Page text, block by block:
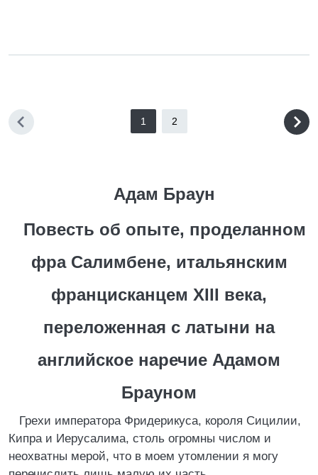
1 2
Адам Браун
Повесть об опыте, проделанном
фра Салимбене, итальянским
францисканцем XIII века,
переложенная с латыни на
английское наречие Адамом
Брауном
Грехи императора Фридерикуса, короля Сицилии,
Кипра и Иерусалима, столь огромны числом и
неохватны мерой, что в моем утомлении я могу